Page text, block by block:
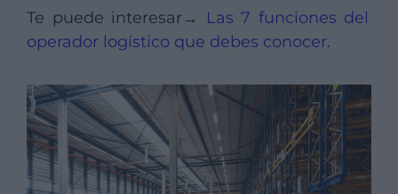
Te puede interesar→
Las 7 funciones del
operador logístico que debes conocer.